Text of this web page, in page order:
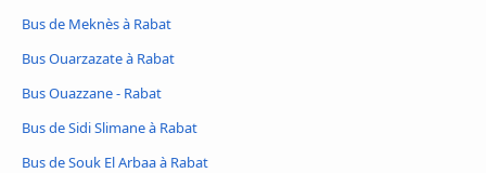
Bus de Meknès à Rabat
Bus Ouarzazate à Rabat
Bus Ouazzane - Rabat
Bus de Sidi Slimane à Rabat
Bus de Souk El Arbaa à Rabat